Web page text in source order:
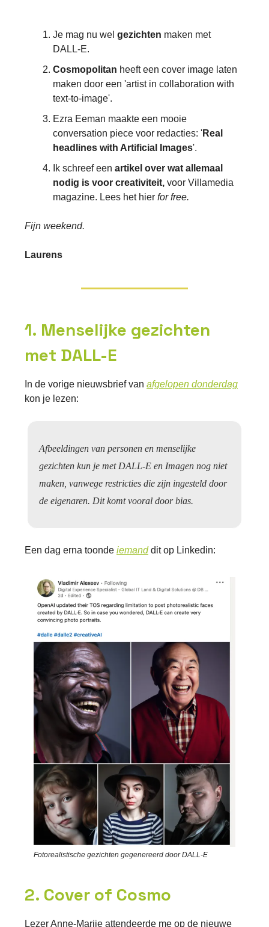
Je mag nu wel gezichten maken met
DALL-E.
Cosmopolitan heeft een cover image laten
maken door een 'artist in collaboration with
text-to-image'.
Ezra Eeman maakte een mooie
conversation piece voor redacties: 'Real
headlines with Artificial Images'.
Ik schreef een artikel over wat allemaal
nodig is voor creativiteit, voor Villamedia
magazine. Lees het hier for free.
Fijn weekend.
Laurens
1. Menselijke gezichten
met DALL-E
In de vorige nieuwsbrief van afgelopen donderdag
kon je lezen:
Afbeeldingen van personen en menselijke
gezichten kun je met DALL-E en Imagen nog niet
maken, vanwege restricties die zijn ingesteld door
de eigenaren. Dit komt vooral door bias.
Een dag erna toonde iemanddit op Linkedin:
Fotorealistische gezichten gegenereerd door DALL-E
2. Cover of Cosmo
Lezer Anne-Marije attendeerde me op de nieuwe